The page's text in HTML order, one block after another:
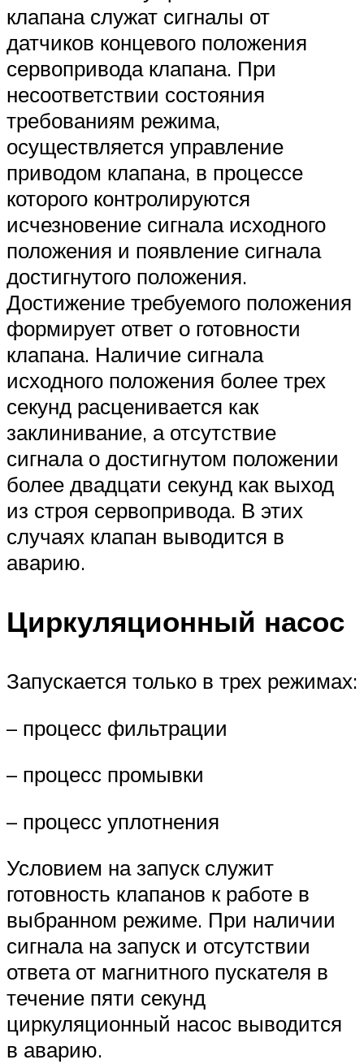
клапана служат сигналы от
датчиков концевого положения
сервопривода клапана. При
несоответствии состояния
требованиям режима,
осуществляется управление
приводом клапана, в процессе
которого контролируются
исчезновение сигнала исходного
положения и появление сигнала
достигнутого положения.
Достижение требуемого положения
формирует ответ о готовности
клапана. Наличие сигнала
исходного положения более трех
секунд расценивается как
заклинивание, а отсутствие
сигнала о достигнутом положении
более двадцати секунд как выход
из строя сервопривода. В этих
случаях клапан выводится в
аварию.
Циркуляционный насос
Запускается только в трех режимах:
– процесс фильтрации
– процесс промывки
– процесс уплотнения
Условием на запуск служит
готовность клапанов к работе в
выбранном режиме. При наличии
сигнала на запуск и отсутствии
ответа от магнитного пускателя в
течение пяти секунд
циркуляционный насос выводится
в аварию.